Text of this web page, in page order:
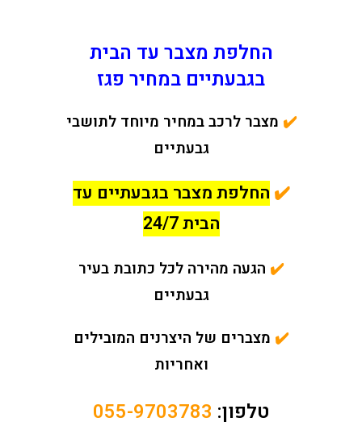
החלפת מצבר עד הבית
בגבעתיים במחיר פגז
✔️ מצבר לרכב במחיר מיוחד לתושבי
גבעתיים
✔️ החלפת מצבר בגבעתיים עד
הבית 24/7
✔️ הגעה מהירה לכל כתובת בעיר
גבעתיים
✔️ מצברים של היצרנים המובילים
ואחריות
טלפון: 055-9703783